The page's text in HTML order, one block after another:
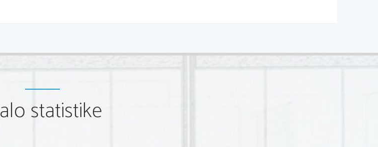
še Goncourt - Germinie ter Maupassant - Njeno življenje. Ti romani se do skrajnosti
saj pisatelj opisuje ljudi tako, da se   njihova usoda kaže v teh novih zakonih
smeri 20. stoletja:
romani: Poe - Detektiv Dupin, Doyle - Sherlock Holmes,
roman: Oscar Wilde - Slika Doriana Graya,
statistike